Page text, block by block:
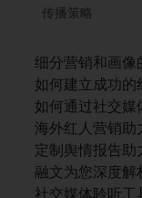
传播策略
细分营销和画像
如何建立成功的
如何通过社交媒
海外红人营销助
定制舆情报告助
融文为您深度解
社交媒体聆听工